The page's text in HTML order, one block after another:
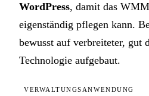
WordPress, damit das
eigenständig pflegen kann.
bewusst auf verbreiteter, gut
Technologie aufgebaut.
VERWALTUNGSANWENDUNG